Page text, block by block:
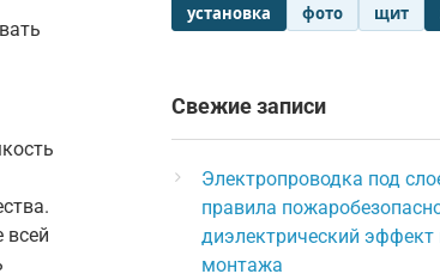
всей
установка
фото щит
Свежие записи
Электропроводка под
правила
диэлектрический
монтажа